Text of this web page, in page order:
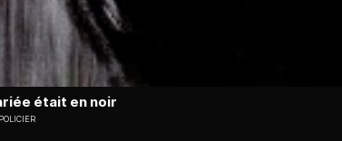
était en noir
POLICIER